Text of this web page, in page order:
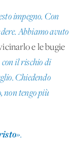
impegno. Con
Abbiamo avuto
e le bugie
con il rischio di
Chiedendo
non tengo più
».